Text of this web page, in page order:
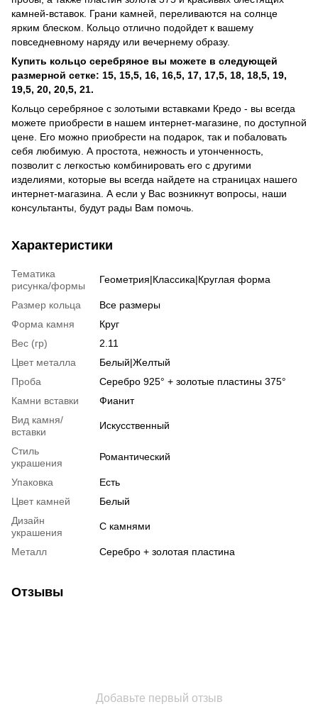
камней-вставок. Грани камней, переливаются на солнце
ярким блеском. Кольцо отлично подойдет к вашему
повседневному наряду или вечернему образу.
Купить кольцо серебряное вы можете в следующей
размерной сетке: 15, 15,5, 16, 16,5, 17, 17,5, 18, 18,5, 19,
19,5, 20, 20,5, 21.
Кольцо серебряное с золотыми вставками Кредо - вы всегда
можете приобрести в нашем интернет-магазине, по доступной
цене. Его можно приобрести на подарок, так и побаловать
себя любимую. А простота, нежность и утонченность,
позволит с легкостью комбинировать его с другими
изделиями, которые вы всегда найдете на страницах нашего
интернет-магазина. А если у Вас возникнут вопросы, наши
консультанты, будут рады Вам помочь.
Характеристики
Тематика
рисунка/формы
Геометрия|Классика|Круглая форма
Размер кольца
Все размеры
Форма камня
Круг
Вес (гр)
2.11
Цвет металла
Белый|Желтый
Проба
Серебро 925° + золотые пластины 375°
Камни вставки
Фианит
Вид камня/
вставки
Искусственный
Стиль
украшения
Романтический
Упаковка
Есть
Цвет камней
Белый
Дизайн
украшения
С камнями
Металл Серебро + золотая пластина
Отзывы
Добавьте первый отзыв